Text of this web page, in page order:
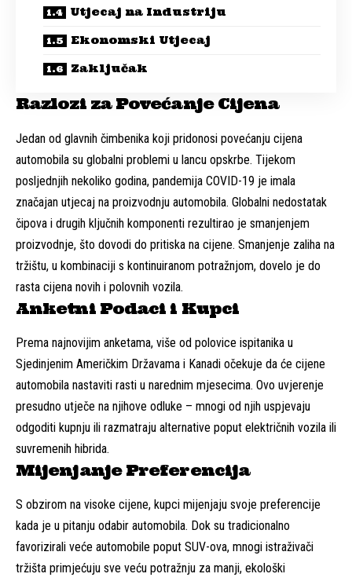
Utjecaj na Industriju
Ekonomski Utjecaj
Zaključak
Razlozi za Povećanje Cijena
Jedan od glavnih čimbenika koji pridonosi povećanju cijena
automobila su globalni problemi u lancu opskrbe. Tijekom
posljednjih nekoliko godina, pandemija COVID-19 je imala
značajan utjecaj na proizvodnju automobila. Globalni nedostatak
čipova i drugih ključnih komponenti rezultirao je smanjenjem
proizvodnje, što dovodi do pritiska na cijene. Smanjenje zaliha na
tržištu, u kombinaciji s kontinuiranom potražnjom, dovelo je do
rasta cijena novih i polovnih vozila.
Anketni Podaci i Kupci
Prema najnovijim anketama, više od polovice ispitanika u
Sjedinjenim Američkim Državama i Kanadi očekuje da će cijene
automobila nastaviti rasti u narednim mjesecima. Ovo uvjerenje
presudno utječe na njihove odluke – mnogi od njih uspjevaju
odgoditi kupnju ili razmatraju alternative poput električnih vozila ili
suvremenih hibrida.
Mijenjanje Preferencija
S obzirom na visoke cijene, kupci mijenjaju svoje preferencije
kada je u pitanju odabir automobila. Dok su tradicionalno
favorizirali veće automobile poput SUV-ova, mnogi istraživači
tržišta primjećuju sve veću potražnju za manji, ekološki